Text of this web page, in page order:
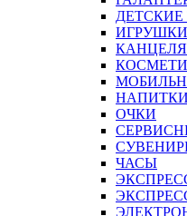
ИГРУШКИ
ОЧКИ
ЧАСЫ